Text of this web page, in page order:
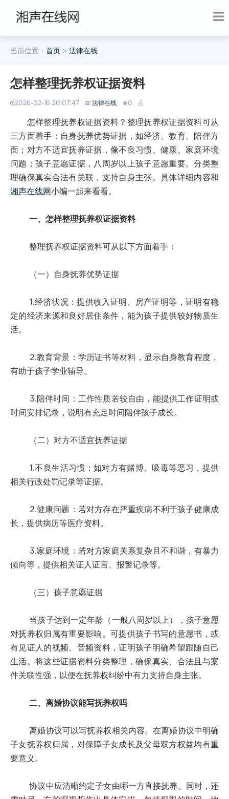
当前位置： 首页 > 法律在线
怎样整理抚养权证据资料
2026-02-16 20:07:47 法律在线 0
怎样整理抚养权证据资料？整理抚养权证据资料可从
三方面着手：自身抚养优势证据，如经济、教育、陪伴方
面；对方不适宜抚养证据，像不良习惯、健康、家庭环境
问题；孩子意愿证据，八周岁以上孩子意愿重要。分类整
理确保真实合法有关联，支持自身主张。具体详细内容和
湘声在线网小编一起来看看。
一、怎样整理抚养权证据资料
整理抚养权证据资料可从以下方面着手：
（一）自身抚养优势证据
1.经济状况：提供收入证明、房产证明等，证明有稳
定的经济来源和良好居住条件，能为孩子提供较好物质生
活。
2.教育背景：学历证书等材料，显示自身教育程度，
有助于孩子学业辅导。
3.陪伴时间：工作性质若较自由，能提供工作证明或
时间安排记录，说明有充足时间陪伴孩子成长。
（二）对方不适宜抚养证据
1.不良生活习惯：如对方有赌博、吸毒等恶习，提供
相关行政处罚记录等证据。
2.健康问题：若对方存在严重疾病不利于孩子健康成
长，提供病历等医疗资料。
3.家庭环境：若对方家庭关系复杂且不和谐，有暴力
倾向等，提供相关证人证言、报警记录等。
（三）孩子意愿证据
当孩子达到一定年龄（一般八周岁以上），孩子意愿
对抚养权归属有重要影响。可提供孩子书写的意愿书，或
有见证人的视频、音频资料，证明孩子明确希望跟随自己
生活。将这些证据资料分类整理，确保真实、合法且与案
件关联性强，以便在抚养权纠纷中有力支持自身主张。
二、离婚协议能写抚养权吗
离婚协议可以写抚养权相关内容。在离婚协议中明确
子女抚养权归属，对保障子女成长及父母双方权益均有重
要意义。
协议中应清晰约定子女由哪一方直接抚养。同时，还